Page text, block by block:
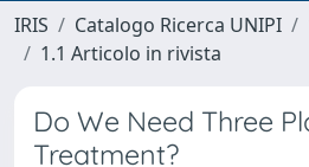
IRIS Catalogo Ricerca UNIPI
1.1 Articolo in rivista
Do We Need Three
Treatment?